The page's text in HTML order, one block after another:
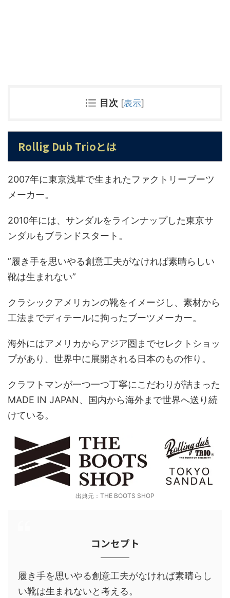
目次 [表示]
Rollig Dub Trioとは
2007年に東京浅草で生まれたファクトリーブーツ
メーカー。
2010年には、サンダルをラインナップした東京サ
ンダルもブランドスタート。
”履き手を思いやる創意工夫がなければ素晴らしい
靴は生まれない”
クラシックアメリカンの靴をイメージし、素材から
工法までディテールに拘ったブーツメーカー。
海外にはアメリカからアジア圏までセレクトショッ
プがあり、世界中に展開される日本のもの作り。
クラフトマンが一つ一つ丁寧にこだわりが詰まった
MADE IN JAPAN、国内から海外まで世界へ送り続
けている。
出典元：THE BOOTS SHOP
コンセプト
履き手を思いやる創意工夫がなければ素晴らし
い靴は生まれないと考える。